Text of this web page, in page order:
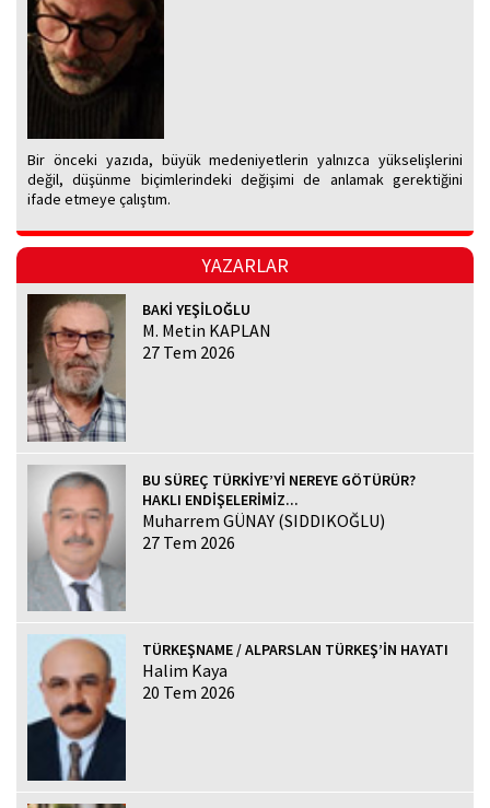
Bir önceki yazıda, büyük medeniyetlerin yalnızca yükselişlerini
değil, düşünme biçimlerindeki değişimi de anlamak gerektiğini
ifade etmeye çalıştım.
YAZARLAR
BAKİ YEŞİLOĞLU
M. Metin KAPLAN
27 Tem 2026
BU SÜREÇ TÜRKİYE’Yİ NEREYE GÖTÜRÜR?
HAKLI ENDİŞELERİMİZ...
Muharrem GÜNAY (SIDDIKOĞLU)
27 Tem 2026
TÜRKEŞNAME / ALPARSLAN TÜRKEŞ’İN HAYATI
Halim Kaya
20 Tem 2026